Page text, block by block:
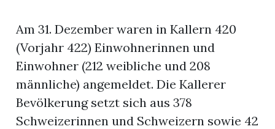
Stellen
E-
Newsletter
Am 31. Dezember waren in Kallern 420
(Vorjahr 422) Einwohnerinnen und
Einwohner (212 weibliche und 208
männliche) angemeldet. Die Kallerer
Bevölkerung setzt sich aus 378
Schweizerinnen und Schweizern sowie 42